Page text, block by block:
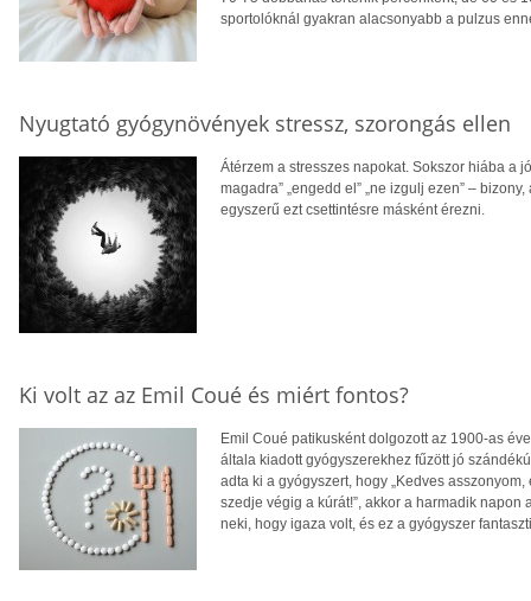
sportolóknál gyakran alacsonyabb a pulzus
Nyugtató gyógynövények stressz, szorongás ellen
Átérzem a stresszes napokat. Sokszor hiába a
magadra” „engedd el” „ne izgulj ezen” –
egyszerű ezt csettintésre másként érezni.
Ki volt az az Emil Coué és miért fontos?
Emil Coué patikusként dolgozott az 1900-as
általa kiadott gyógyszerekhez fűzött jó
adta ki a gyógyszert, hogy „Kedves
szedje végig a kúrát!”, akkor a harmadik
neki, hogy igaza volt, és ez a gyógyszer